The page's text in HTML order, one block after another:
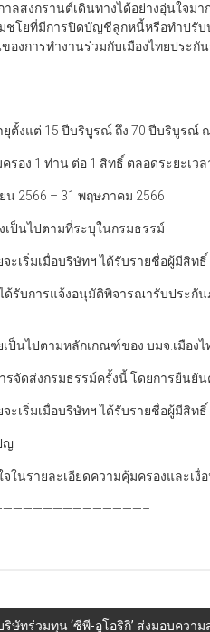
าลสงกรานต์เดินทางได้อย่างอุ่นใจม
ชโยที่มีการปิดบัญชีลูกหนี้หรือทำปรับ
องการทำงานร่วมกับเมืองไทยประกั
งแต่ 15 ปีบริบูรณ์ ถึง 70 ปีบริบูรณ์
ง 1 ท่าน ต่อ 1 สิทธิ์ ตลอดระยะเว
2566 – 31 พฤษภาคม 2566
นไปตามที่ระบุในกรมธรรม์
ริ่มเมื่อบริษัทฯ ได้รับรายชื่อผู้มีสิทธิ์
บการแจ้งอนุมัติพิจารณารับประกัน
ไปตามหลักเกณฑ์ของ บมจ.เมืองไ
ส่งกรมธรรม์ครั้งนี้ โดยการยืนยัน
ริ่มเมื่อบริษัทฯ ได้รับรายชื่อผู้มีสิทธิ์
ญ
จในรายละเอียดความคุ้มครองและเ
ษัทร่วมทุน ‘ซีพี-อูโอริกิ’ ส่งมอบควา